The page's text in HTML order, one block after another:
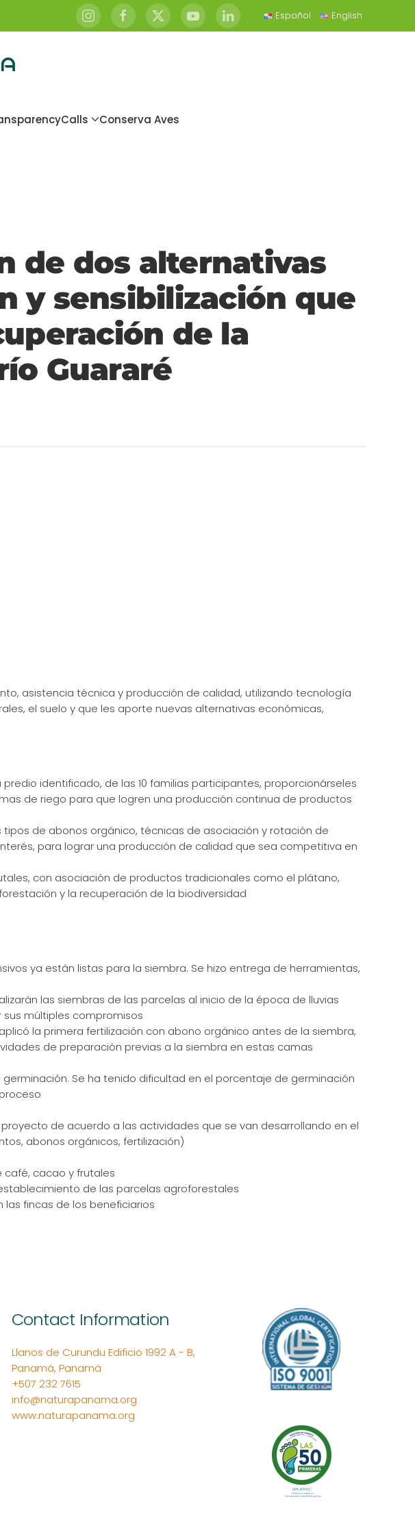
Español English
Calls Conserva Aves
de dos alternativas
y sensibilización que
de la
Guararé
asistencia técnica y producción de calidad, utilizando tecnología
el suelo y que les aporte nuevas alternativas económicas,
identificado, de las 10 familias participantes, proporcionárseles
de riego para que logren una producción continua de productos
de abonos orgánico, técnicas de asociación y rotación de
para lograr una producción de calidad que sea competitiva en
con asociación de productos tradicionales como el plátano,
y la recuperación de la biodiversidad
ya están listas para la siembra. Se hizo entrega de herramientas,
las siembras de las parcelas al inicio de la época de lluvias
múltiples compromisos
la primera fertilización con abono orgánico antes de la siembra,
de preparación previas a la siembra en estas camas
Se ha tenido dificultad en el porcentaje de germinación
de acuerdo a las actividades que se van desarrollando en el
abonos orgánicos, fertilización)
cacao y frutales
de las parcelas agroforestales
fincas de los beneficiarios
Contact Information
Llanos de Curundu Edificio 1992 A - B,
Panamá, Panamá
+507 232 7615
info@naturapanama.org
www.naturapanama.org